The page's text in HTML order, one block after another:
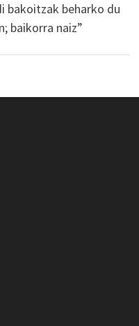
bakoitzak beharko du
baikorra naiz”